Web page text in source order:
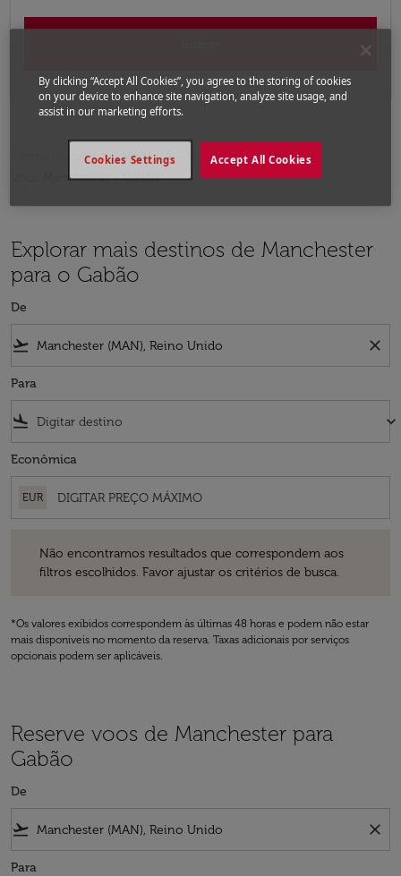
Página inicial Voos
Voos para o Gabão
Voos Manchester - Gabão
Explorar mais destinos de Manchester
para o Gabão
De
flight_takeoff close
Para
flight_land keyboard_arrow_down
Econômica
EUR
Não encontramos resultados que correspondem aos
filtros escolhidos. Favor ajustar os critérios de busca.
*Os valores exibidos correspondem às últimas 48 horas e podem não estar
mais disponíveis no momento da reserva. Taxas adicionais por serviços
opcionais podem ser aplicáveis.
Reserve voos de Manchester para
Gabão
De
flight_takeoff close
Para
By clicking “Accept All Cookies”, you agree to the storing of cookies
on your device to enhance site navigation, analyze site usage, and
assist in our marketing efforts.
Accept All Cookies
Cookies Settings